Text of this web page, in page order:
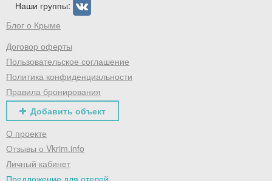
Наши группы:
Блог о Крыме
Договор оферты
Пользовательское соглашение
Политика конфиденциальности
Правила бронирования
Добавить объект
О проекте
Отзывы о Vkrim.info
Личный кабинет
Предложение для отелей